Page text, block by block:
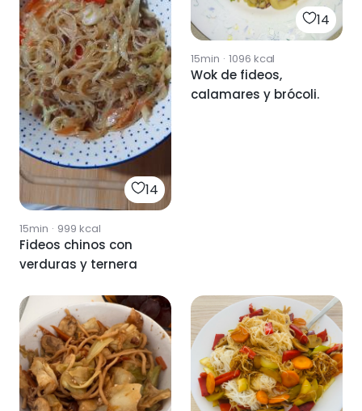
14
15min · 999 kcal
Fideos chinos con
verduras y ternera
14
15min · 1096 kcal
Wok de fideos,
calamares y brócoli.